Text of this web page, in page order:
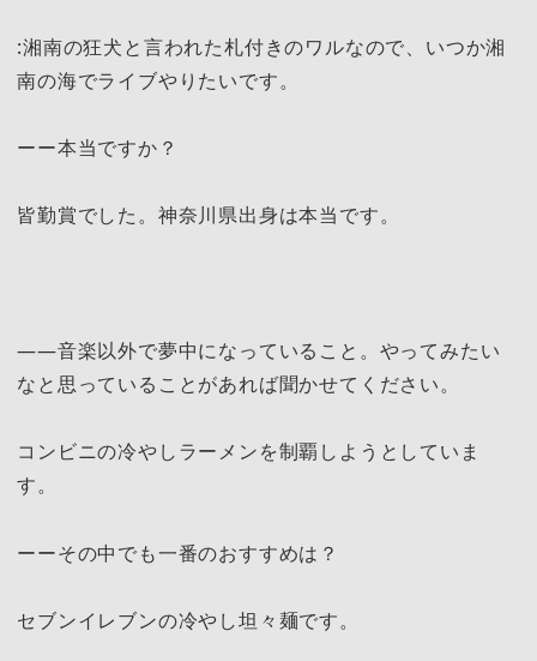
:湘南の狂犬と言われた札付きのワルなので、いつか湘
南の海でライブやりたいです。
ーー本当ですか？
皆勤賞でした。神奈川県出身は本当です。
――音楽以外で夢中になっていること。やってみたい
なと思っていることがあれば聞かせてください。
コンビニの冷やしラーメンを制覇しようとしていま
す。
ーーその中でも一番のおすすめは？
セブンイレブンの冷やし坦々麺です。